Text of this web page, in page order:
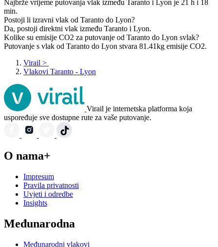
Najbrže vrijeme putovanja vlak između Taranto i Lyon je 21 h i 18
min.
Postoji li izravni vlak od Taranto do Lyon?
Da, postoji direktni vlak između Taranto i Lyon.
Kolike su emisije CO2 za putovanje od Taranto do Lyon svlak?
Putovanje s vlak od Taranto do Lyon stvara 81.41kg emisije CO2.
Virail >
Vlakovi Taranto - Lyon
Virail je internetska platforma koja
uspoređuje sve dostupne rute za vaše putovanje.
O nama+
Impresum
Pravila privatnosti
Uvjeti i odredbe
Insights
Međunarodna
Međunarodni vlakovi